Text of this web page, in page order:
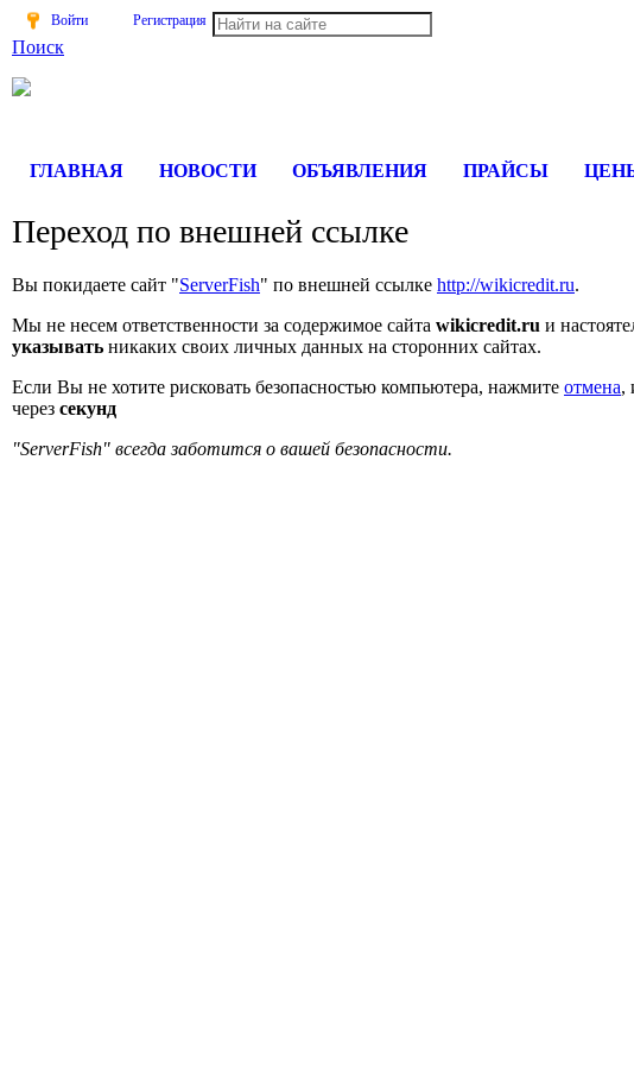
Войти Регистрация
Поиск
ГЛАВНАЯ
НОВОСТИ ОБЪЯВЛЕНИЯ ПРАЙСЫ
Переход по внешней ссылке
Вы покидаете сайт "ServerFish" по внешней ссылке http://wikicredit.ru.
Мы не несем ответственности за содержимое сайта wikicredit.ru и
указывать никаких своих личных данных на сторонних сайтах.
Если Вы не хотите рисковать безопасностью компьютера, нажмите отмена,
через секунд
"ServerFish" всегда заботится о вашей безопасности.